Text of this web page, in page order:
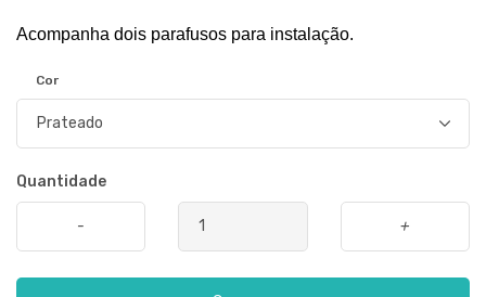
Acompanha dois parafusos para instalação.
Cor
Quantidade
- +